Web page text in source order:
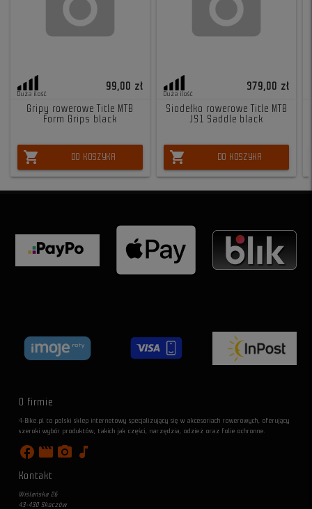
Duża ilość
99,00 zł
Gripy rowerowe Title MTB
Form Grips black
shopping_cart DO KOSZYKA
Duża ilość
379,00 zł
Siodełko rowerowe Title MTB
JS1 Saddle black
shopping_cart DO KOSZYKA
O firmie
4-Bike.pl to polski sklep internetowy specjalizujący się w akcesoriach rowerowych, oferujący
szeroki wybór produktów, takich jak części, narzędzia, odzież oraz folie ochronne.
facebook movie photo_camera music_note
Kontakt
Wiślańska 26
43-430 Skoczów